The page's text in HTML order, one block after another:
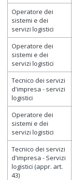
Operatore dei
sistemi e dei
servizi logistici
Operatore dei
sistemi e dei
servizi logistici
Tecnico dei servizi
d'impresa - servizi
logistici
Operatore dei
sistemi e dei
servizi logistici
Tecnico dei servizi
d'impresa - Servizi
logistici (appr. art.
43)